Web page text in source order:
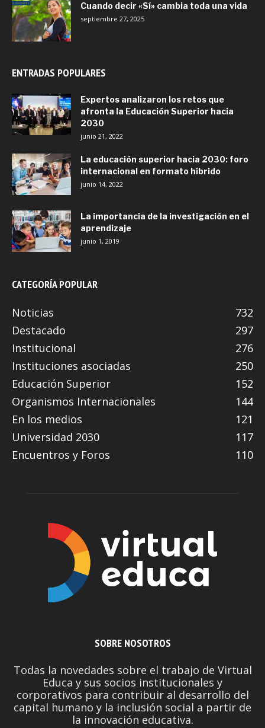
Cuando decir «Sí» cambia toda una vida
septiembre 27, 2025
ENTRADAS POPULARES
Expertos analizaron los retos que
afronta la Educación Superior hacia
2030
junio 21, 2022
La educación superior hacia 2030: foro
internacional en formato híbrido
junio 14, 2022
La importancia de la investigación en el
aprendizaje
junio 1, 2019
CATEGORÍA POPULAR
Noticias
732
Destacado
297
Institucional
276
Instituciones asociadas
250
Educación Superior
152
Organismos Internacionales
144
En los medios
121
Universidad 2030
117
Encuentros y Foros
110
SOBRE NOSOTROS
Todas la novedades sobre el trabajo de Virtual
Educa y sus socios institucionales y
corporativos para contribuir al desarrollo del
capital humano y la inclusión social a partir de
la innovación educativa.